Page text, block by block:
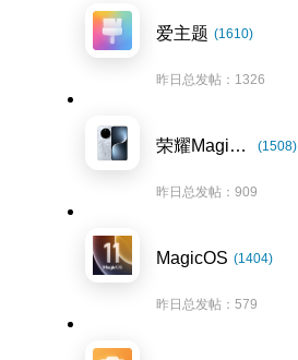
爱主题 (1610)
昨日总发帖：1326
荣耀Magic7系列 (1508)
昨日总发帖：909
MagicOS (1404)
昨日总发帖：579